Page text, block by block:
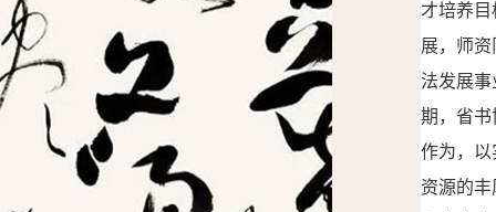
才培养目
展，师
法发展
期，省书
作为，
资源的